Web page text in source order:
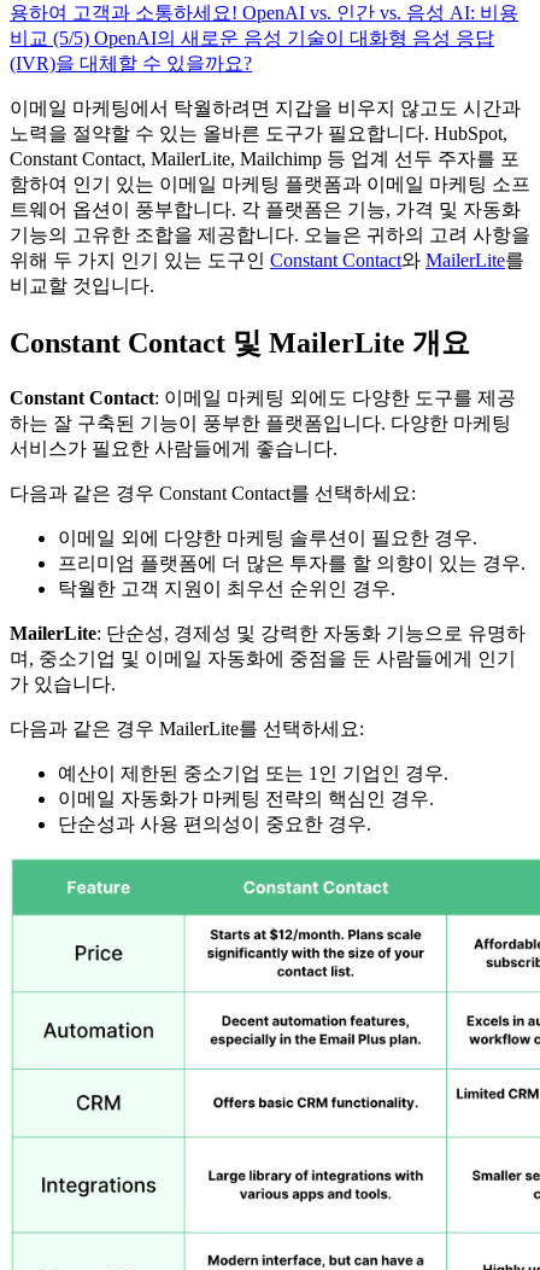
용하여 고객과 소통하세요! OpenAI vs. 인간 vs. 음성 AI: 비용
비교 (5/5) OpenAI의 새로운 음성 기술이 대화형 음성 응답
(IVR)을 대체할 수 있을까요?
이메일 마케팅에서 탁월하려면 지갑을 비우지 않고도 시간과
노력을 절약할 수 있는 올바른 도구가 필요합니다. HubSpot,
Constant Contact, MailerLite, Mailchimp 등 업계 선두 주자를 포
함하여 인기 있는 이메일 마케팅 플랫폼과 이메일 마케팅 소프
트웨어 옵션이 풍부합니다. 각 플랫폼은 기능, 가격 및 자동화
기능의 고유한 조합을 제공합니다. 오늘은 귀하의 고려 사항을
위해 두 가지 인기 있는 도구인 Constant Contact와 MailerLite를
비교할 것입니다.
Constant Contact 및 MailerLite 개요
Constant Contact: 이메일 마케팅 외에도 다양한 도구를 제공
하는 잘 구축된 기능이 풍부한 플랫폼입니다. 다양한 마케팅
서비스가 필요한 사람들에게 좋습니다.
다음과 같은 경우 Constant Contact를 선택하세요:
이메일 외에 다양한 마케팅 솔루션이 필요한 경우.
프리미엄 플랫폼에 더 많은 투자를 할 의향이 있는 경우.
탁월한 고객 지원이 최우선 순위인 경우.
MailerLite: 단순성, 경제성 및 강력한 자동화 기능으로 유명하
며, 중소기업 및 이메일 자동화에 중점을 둔 사람들에게 인기
가 있습니다.
다음과 같은 경우 MailerLite를 선택하세요:
예산이 제한된 중소기업 또는 1인 기업인 경우.
이메일 자동화가 마케팅 전략의 핵심인 경우.
단순성과 사용 편의성이 중요한 경우.